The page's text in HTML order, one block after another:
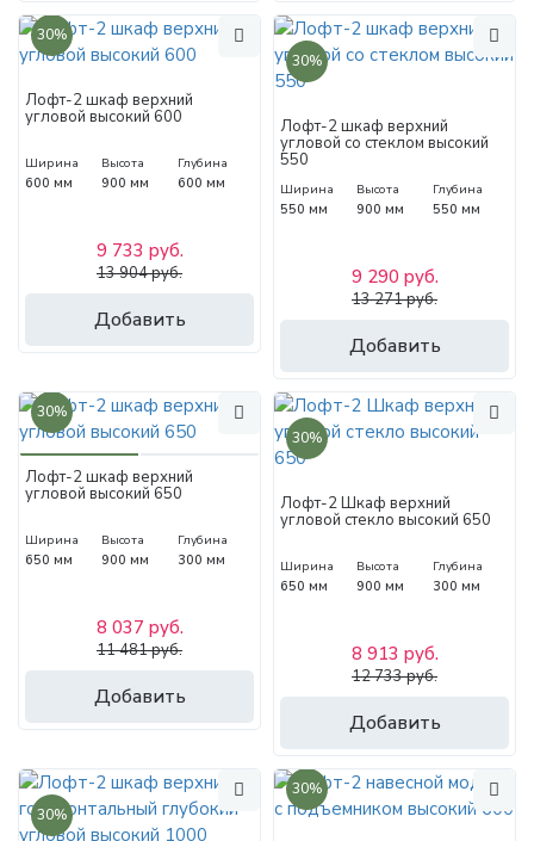
30%
Лофт-2 шкаф верхний
угловой высокий 600
Ширина
600 мм
Высота
900 мм
Глубина
600 мм
Добавить
9 733 руб.
13 904 руб.
30%
Лофт-2 шкаф верхний
угловой со стеклом высокий
550
Ширина
550 мм
Высота
900 мм
Глубина
550 мм
Добавить
9 290 руб.
13 271 руб.
30%
Лофт-2 шкаф верхний
угловой высокий 650
Ширина
650 мм
Высота
900 мм
Глубина
300 мм
Добавить
8 037 руб.
11 481 руб.
30%
Лофт-2 Шкаф верхний
угловой стекло высокий 650
Ширина
650 мм
Высота
900 мм
Глубина
300 мм
Добавить
8 913 руб.
12 733 руб.
30%
30%